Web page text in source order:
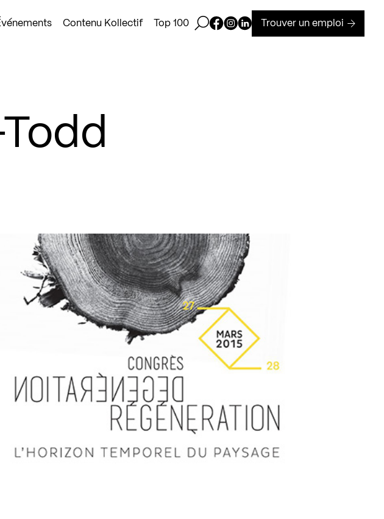
Contenu Kollectif Top 100 Ouvrir la barre de recherche
Page Facebook de Kollectif
Page Instagram de Kollectif
Page Linkedin de Kollectif
Trouver un emploi